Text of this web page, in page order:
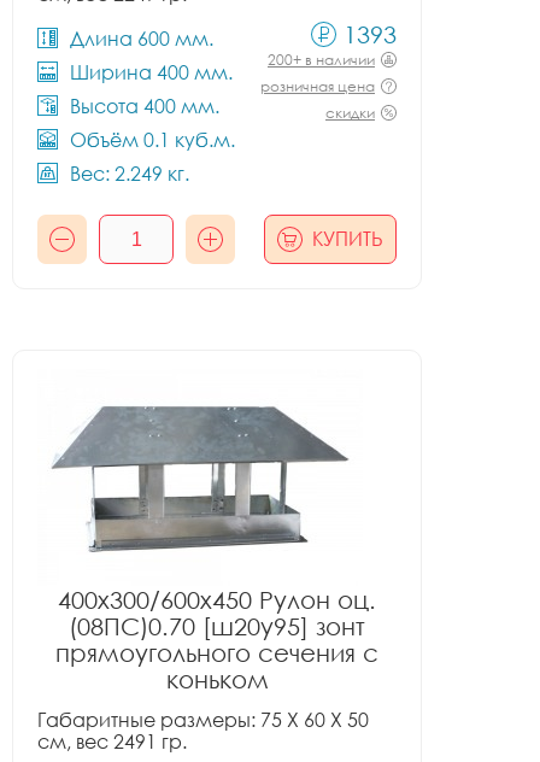
Длина 600 мм.
Ширина 400 мм.
Высота 400 мм.
Объём 0.1 куб.м.
Вес: 2.249 кг.
1393
200+ в наличии
розничная цена
скидки
КУПИТЬ
400x300/600x450 Рулон оц.
(08ПС)0.70 [ш20у95] зонт
прямоугольного сечения с
коньком
Габаритные размеры: 75 X 60 X 50
см, вес 2491 гр.